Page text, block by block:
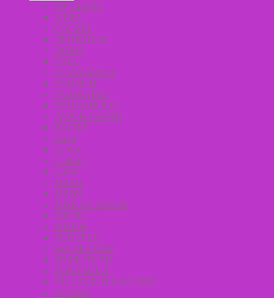
3W CLINIC
A’PIEU
CONSLY
DEOPROCE
DORIS
EKEL
ELIZAVECCA
ENOUGH
FARM STAY
FOODAHOLIC
IYOUB ПАТЧИ
JIGOTT
Koelf
La’dor
Lindsay
LION
MASIL
MEDB
MISE EN SCENE
MISTIC
MIZON
PETITFEE
SECRET KEY
SOME BY MI
TONYMOLY
VILLAGE 11 FACTORY
ZENZIA